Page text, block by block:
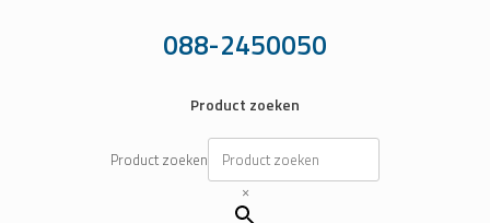
088-2450050
Product zoeken
Product zoeken
×